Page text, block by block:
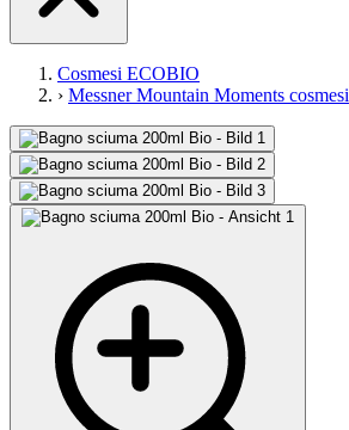
Cosmesi ECOBIO
› Messner Mountain Moments cosmesi